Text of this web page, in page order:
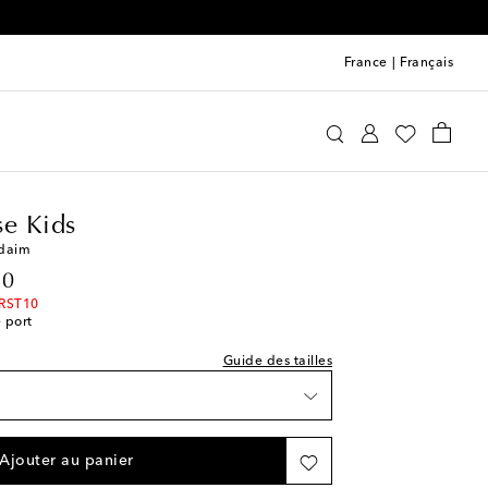
France Français
Kids
port
Guide des tailles
Ajouter au panier